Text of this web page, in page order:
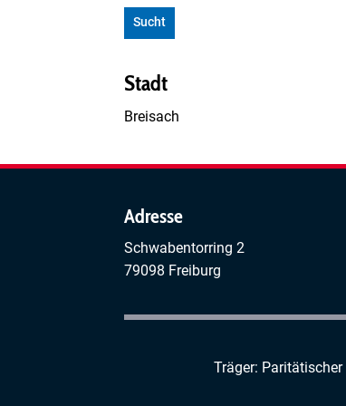
Sucht
Stadt
Breisach
Adresse
Schwabentorring 2
79098 Freiburg
Träger: